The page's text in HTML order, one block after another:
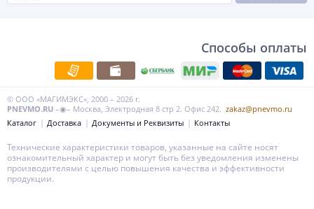
Способы оплаты
© ООО «МАГИМЭКС», 2000 – 2026 г.
PNEVMO.RU –◉– Москва, Электродная 8 стр 2. Офис 242. zakaz@pnevmo.ru
Каталог
Доставка Документы и Реквизиты Контакты
Технические характеристики товаров, указанные на сайте носят
ознакомительный характер и могут быть без уведомления изменены
производителями с целью повышения качества и эффективности
продукции.